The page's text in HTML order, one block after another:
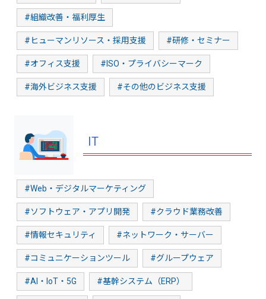
#組織改善・福利厚生
#ヒューマンリソース・採用支援 #研修・セミナー
#オフィス支援 #ISO・プライバシーマーク
#海外ビジネス支援 #その他のビジネス支援
IT
#Web・デジタルマーケティング
#ソフトウェア・アプリ開発 #クラウド業務改善
#情報セキュリティ #ネットワーク・サーバー
#コミュニケーションツール #グループウェア
#AI・IoT・5G #基幹システム（ERP）